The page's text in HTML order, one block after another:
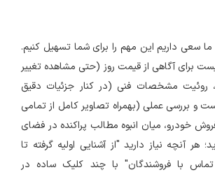
اینجا در گروه اتو۲۴ ما سعی داریم این مهم را برای شما تسهیل کنیم.
نیاز نیست برای آگاهی از قیمت روز (حتی مشاهده تغییر
روئیت مشخصات فنی (در کنار جزئیات دقیق
و بررسی عملی (بهمراه تصاویر کامل از تمامی
خودرو، میان انبوه مطالب پراکنده در فضای
هر آنچه نیاز دارید "از آشنایی اولیه گرفته تا
تماس با فروشندگان" با چند کلیک ساده در